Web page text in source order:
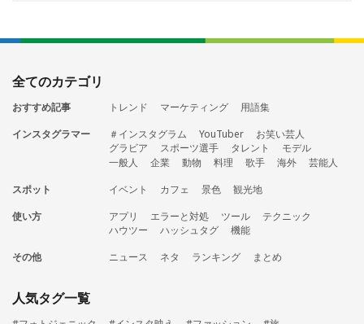
全てのカテゴリ
おすすめ記事 トレンド マーケティング
用語集
インスタグラマー
＃インスタグラム YouTuber
お笑い芸人
グラビア
スポーツ選手 タレント
モデル
一般人
企業 動物 料理 歌手 海外
芸能人
スポット
イベント カフェ 景色
観光地
使い方
アプリ エラーと対処 ツール
テクニック
ハウツー
ハッシュタグ
機能
その他
ニュース ネタ ランキング まとめ
人気タグ一覧